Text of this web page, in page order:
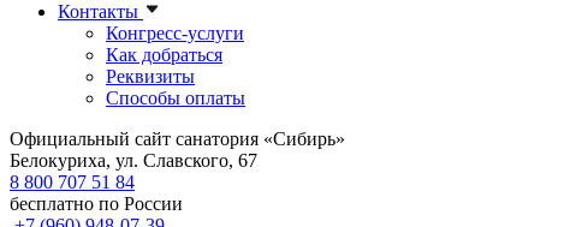
Контакты
Конгресс-услуги
Как добраться
Реквизиты
Способы оплаты
Официальный сайт санатория «Сибирь»
Белокуриха, ул. Славского, 67
8 800 707 51 84
бесплатно по России